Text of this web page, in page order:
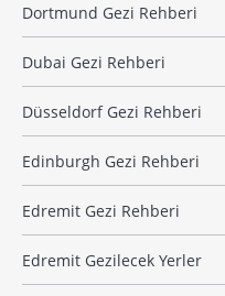
Dortmund Gezi Rehberi
Dubai Gezi Rehberi
Düsseldorf Gezi Rehberi
Edinburgh Gezi Rehberi
Edremit Gezi Rehberi
Edremit Gezilecek Yerler